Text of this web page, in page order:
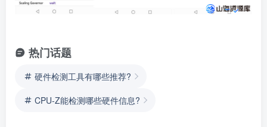
热门话题
硬件检测工具有哪些推荐?
CPU-Z能检测哪些硬件信息?